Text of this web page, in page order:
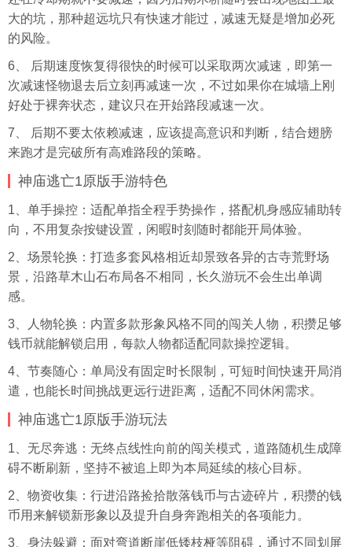
大的坑，那种超远坑只有快速才能过，减速无疑是增加必死
的风险。
6、 后期速度恢复得很快的时候可以采取两次减速，即第一
次减速怪物退去后立刻再减速一次，不过如果你在城墙上刚
好处于裸奔状态，建议只在开始路段减速一次。
7、 后期不要太依赖减速，应该提高意识和判断，结合翅膀
来跑才是完破所有高难路段的策略。
神庙逃亡1原版手游特色
1、单手操控：适配单指全程手势操作，搭配机身感应辅助转
向，不用复杂按键设置，闲暇时刻随时都能开局体验。
2、场景轮换：打造多套风格相近却景致各异的古寺荒野场
景，沿路草木山石布局各不相同，长久游玩不会生出单调
感。
3、人物轮换：内置多款形象风格不同的闯关人物，积攒足够
钱币就能解锁启用，每款人物都适配同款操控逻辑。
4、节奏随心：单局没有固定时长限制，可短时间快速开局消
遣，也能长时间挑战更远行进距离，适配不同休闲需求。
神庙逃亡1原版手游玩法
1、无尽奔逃：无终点线性向前的闯关模式，道路随机生成障
碍不断刷新，坚持不被追上即为本局延续的核心目标。
2、物资收集：行进沿路捡拾散落钱币与古迹碎片，积攒的钱
币用来解锁新形象以及提升自身奔跑相关的各项能力。
3、身法躲避：面对弯道断崖低矮枝桠等阻碍，通过不同划屏